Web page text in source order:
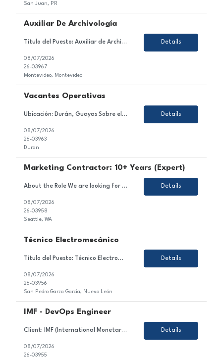
San Juan, PR
Auxiliar De Archivología
Título del Puesto: Auxiliar de Archivología Ubicación: Ciudad de la Costa / Barros Blancos / Aeropuerto. Tipo de Contrato: Tercerizado (con posibilidad de incorporación a la empresa) Sobre el Puesto Estamos en búsqueda de un/a Auxiliar de Archivología para incorporarse al equipo de nuestro cliente, una empresa especializada en gestió... Details
08/07/2026
26-03967
Montevideo, Montevideo
Vacantes Operativas
Ubicación: Durán, Guayas Sobre el Puesto Nos encontramos en la búsqueda de perfiles operativos para una importante empresa del sector acuíClient. La posición tiene como objetivo ejecutar las actividades operativas de la línea de producción, asegurando el correcto funcionamiento de la maquinaria, el cumplimiento de los estándares de cali... Details
08/07/2026
26-03963
Duran
Marketing Contractor: 10+ Years (Expert)
About the Role We are looking for an experienced and strategic Marketing Contractor to join a dynamic project team. In this role, you will contribute to executing marketing strategies and campaigns, developing and implementing marketing plans, and managing content across various channels. Responsibilities Support the execution of marketing strategies and campaigns. Assist in the deve... Details
08/07/2026
26-03958
Seattle, WA
Técnico Electromecánico
Título del Puesto: Técnico Electromecánico Ubicación: Nuevo León, Mexico Tipo de Contrato: Permanente Sobre el Puesto Estamos en búsqueda de un/a motivado/a y orientado/a al detalle para unirse al equipo de nuestro cliente en el sector de la industria automotriz. En este rol, serás responsable de asegurar la continuidad de opera... Details
08/07/2026
26-03956
San Pedro Garza Garcia, Nuevo León
IMF - DevOps Engineer
Client: IMF (International Monetary Fund) Role: DevOps Engineer (Azure) Duration: 6 month+ (high likelihood to extend) Location: Brazil, Colombia, Mexico, Argentina- 100% remote Working Hours: EST Rate: 23hr Equipment: SGF provides Top Skills: Azure DevOps Kubernetes AI experience/exposure Job Description: DevOps Engineer supporting delivery, deployment,... Details
08/07/2026
26-03955